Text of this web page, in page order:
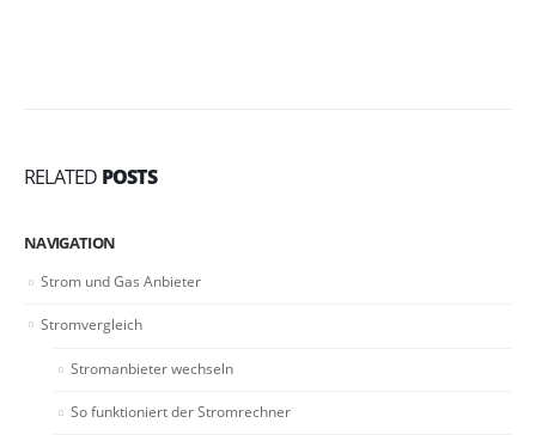
RELATED POSTS
NAVIGATION
Strom und Gas Anbieter
Stromvergleich
Stromanbieter wechseln
So funktioniert der Stromrechner